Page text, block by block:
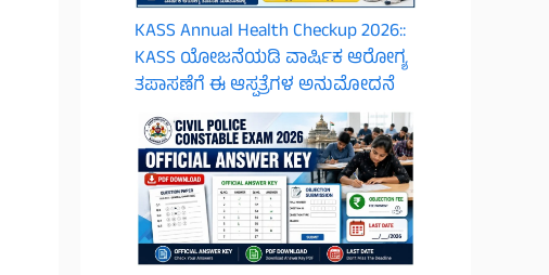
KASS Annual Health Checkup 2026::
KASS ಯೋಜನೆಯಡಿ ವಾರ್ಷಿಕ ಆರೋಗ್ಯ
ತಪಾಸಣೆಗೆ ಈ ಆಸ್ಪತ್ರೆಗಳ ಅನುಮೋದನೆ